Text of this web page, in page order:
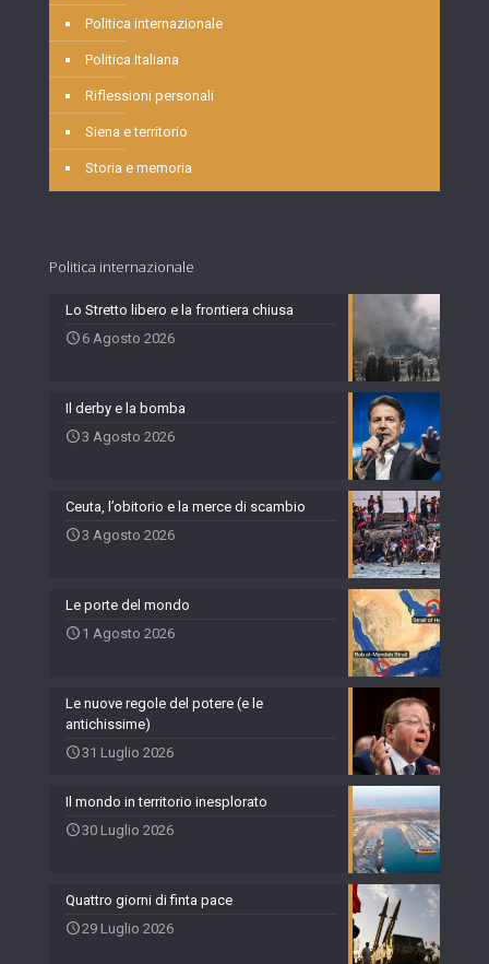
Politica internazionale
Politica Italiana
Riflessioni personali
Siena e territorio
Storia e memoria
Politica internazionale
Lo Stretto libero e la frontiera chiusa
6 Agosto 2026
Il derby e la bomba
3 Agosto 2026
Ceuta, l’obitorio e la merce di scambio
3 Agosto 2026
Le porte del mondo
1 Agosto 2026
Le nuove regole del potere (e le
antichissime)
31 Luglio 2026
Il mondo in territorio inesplorato
30 Luglio 2026
Quattro giorni di finta pace
29 Luglio 2026